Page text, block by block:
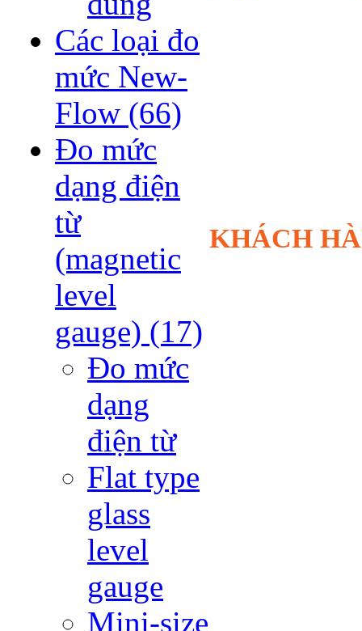
Các loại đo
mức New-
Flow (66)
Đo mức
dạng điện
từ
(magnetic
level
gauge) (17)
Đo mức
dạng
điện từ
Flat type
glass
level
gauge
Mini-size
KHÁCH